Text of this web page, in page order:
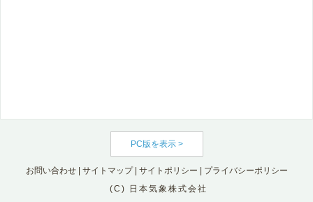
PC版を表示 >
お問い合わせ| サイトマップ| サイトポリシー
プライバシーポリシー
(C) 日本気象株式会社